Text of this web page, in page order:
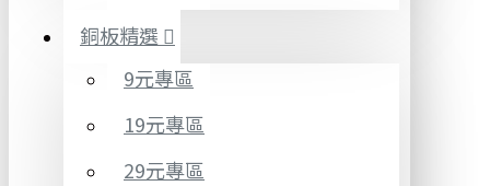
銅板精選
9元專區
19元專區
29元專區